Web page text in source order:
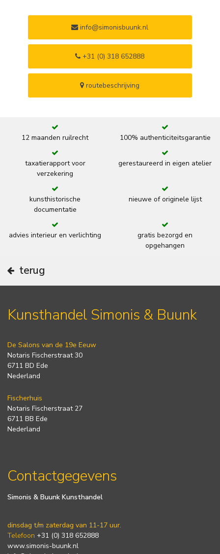
info@simonisbuunk.nl
+31 (0) 318 652888
routebeschrijving
12 maanden ruilrecht 100% authenticiteitsgarantie
taxatierapport voor
verzekering
gerestaureerd in eigen atelier
kunsthistorische
documentatie
nieuwe of originele lijst
advies interieur en verlichting
gratis bezorgd en
opgehangen
terug
Kunsthandel Simonis & Buunk
De Salons van de 19e Eeuw
Notaris Fischerstraat 30
6711 BD Ede
Nederland
Fischerhuis
Notaris Fischerstraat 27
6711 BB Ede
Nederland
Contactgegevens
Simonis & Buunk Kunsthandel
dinsdag t/m zaterdag van 11-17 uur.
Telefoon +31 (0) 318 652888
www.simonis-buunk.nl